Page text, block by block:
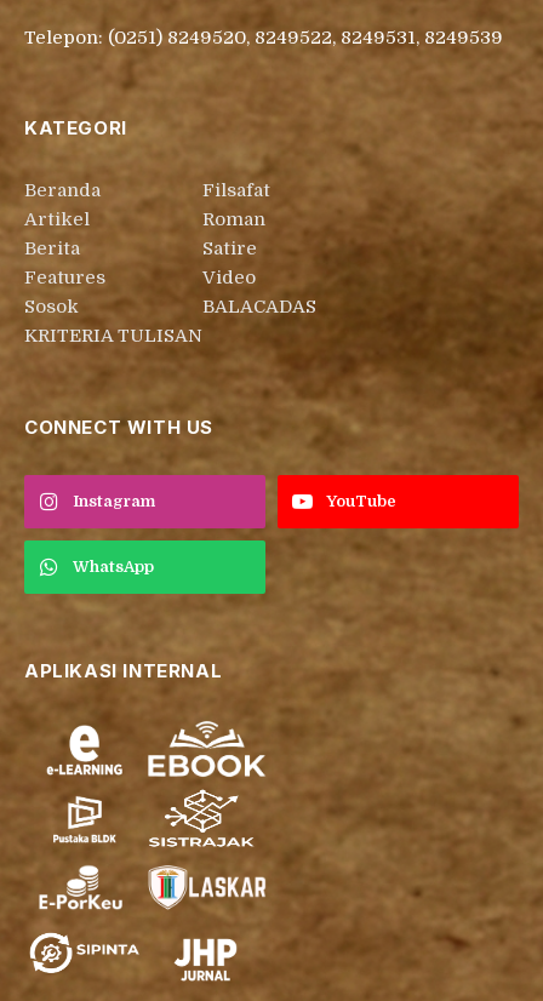
Telepon: (0251) 8249520, 8249522, 8249531, 8249539
KATEGORI
Beranda
Artikel
Berita
Features
Sosok
KRITERIA TULISAN
Filsafat
Roman
Satire
Video
BALACADAS
CONNECT WITH US
Instagram YouTube
WhatsApp
APLIKASI INTERNAL